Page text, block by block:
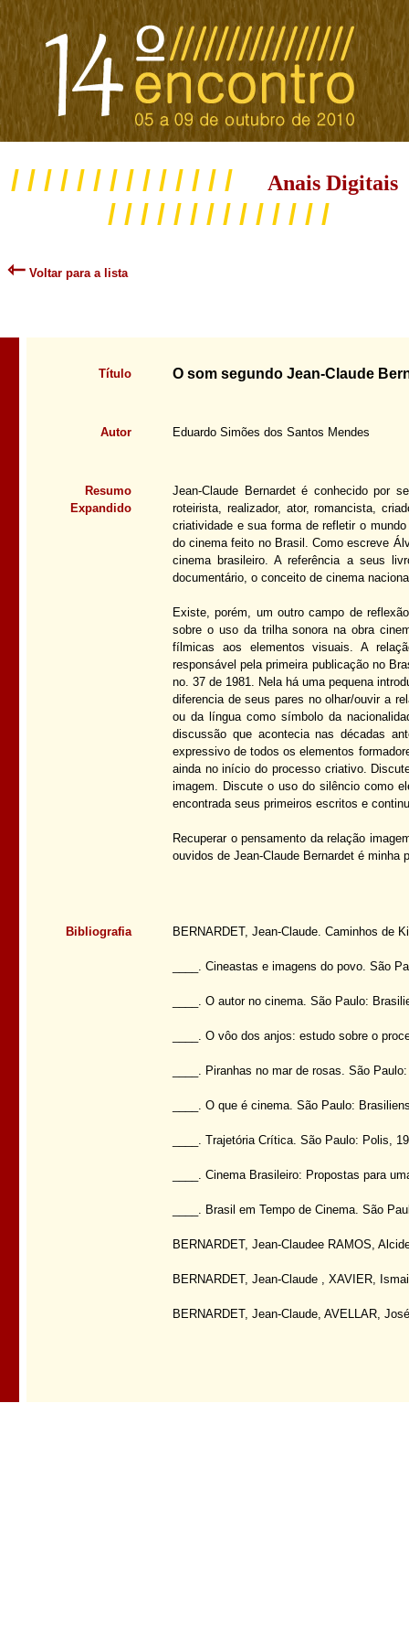
/ / / / / / / / / / / / / / Anais Digitais
/ / / / / / / / / / / / / /
⇽ Voltar para a lista
Título O som segundo Jean-Claude
Autor Eduardo Simões dos Santos Mendes
Resumo
Expandido
Jean-Claude Bernardet é conhecido por
roteirista, realizador, ator, romancista,
criatividade e sua forma de refletir o
do cinema feito no Brasil. Como escreve
cinema brasileiro. A referência a seus
documentário, o conceito de cinema
Existe, porém, um outro campo de
sobre o uso da trilha sonora na obra
fílmicas aos elementos visuais. A
responsável pela primeira publicação no
no. 37 de 1981. Nela há uma pequena
diferencia de seus pares no olhar/ouvir a
ou da língua como símbolo da
discussão que acontecia nas décadas
expressivo de todos os elementos
ainda no início do processo criativo.
imagem. Discute o uso do silêncio como
encontrada seus primeiros escritos e
Recuperar o pensamento da relação
ouvidos de Jean-Claude Bernardet é minha
Bibliografia BERNARDET, Jean-Claude. Caminhos de
____. Cineastas e imagens do povo. São
____. O autor no cinema. São Paulo:
____. O vôo dos anjos: estudo sobre o
____. Piranhas no mar de rosas. São
____. O que é cinema. São Paulo:
____. Trajetória Crítica. São Paulo: Polis,
____. Cinema Brasileiro: Propostas para
____. Brasil em Tempo de Cinema. São
BERNARDET, Jean-Claudee RAMOS,
BERNARDET, Jean-Claude , XAVIER,
BERNARDET, Jean-Claude, AVELLAR,